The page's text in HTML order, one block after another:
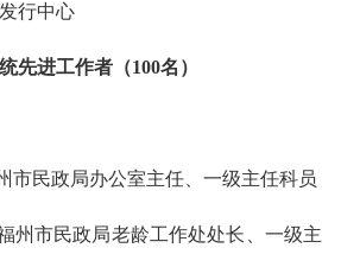
行中心
先进工作者（100名）
民政局办公室主任、一级主任科员
市民政局老龄工作处处长、一级主